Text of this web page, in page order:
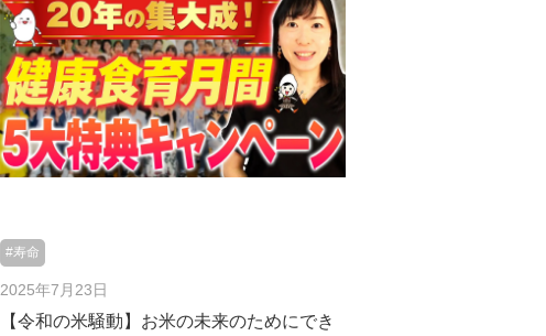
#寿命
2025年7月23日
【令和の米騒動】お米の未来のためにでき